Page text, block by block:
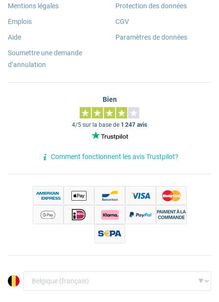
Mentions légales
Emplois
Aide
Soumettre une demande
d’annulation
Protection des données
CGV
Paramètres de données
Bien
4/5 sur la base de 1 247 avis
Comment fonctionnent les avis Trustpilot?